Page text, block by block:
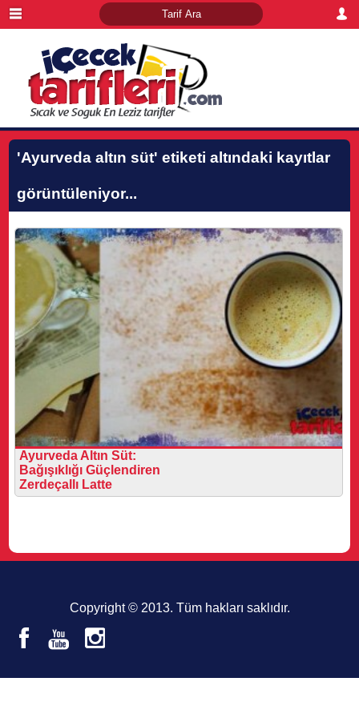
'Ayurveda altın süt' etiketi altındaki kayıtlar
görüntüleniyor...
Ayurveda Altın Süt:
Bağışıklığı Güçlendiren
Zerdeçallı Latte
Copyright © 2013. Tüm hakları saklıdır.